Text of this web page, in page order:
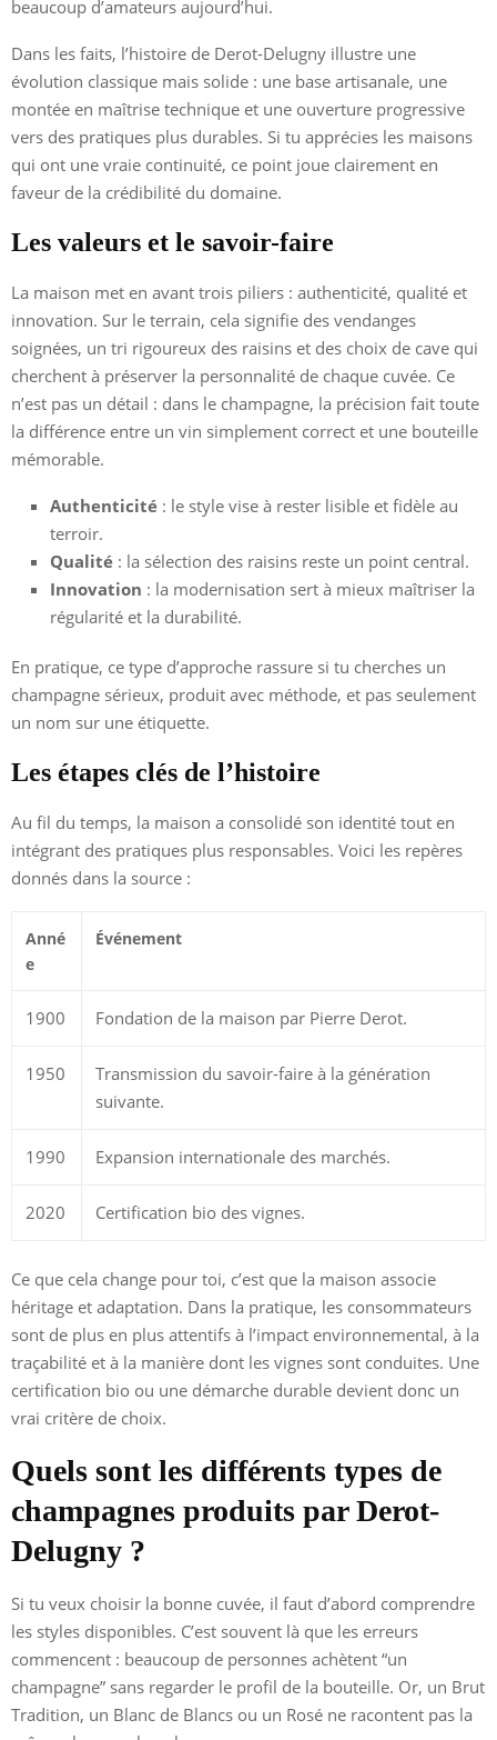
beaucoup d’amateurs aujourd’hui.
Dans les faits, l’histoire de Derot-Delugny illustre une
évolution classique mais solide : une base artisanale, une
montée en maîtrise technique et une ouverture progressive
vers des pratiques plus durables. Si tu apprécies les maisons
qui ont une vraie continuité, ce point joue clairement en
faveur de la crédibilité du domaine.
Les valeurs et le savoir-faire
La maison met en avant trois piliers : authenticité, qualité et
innovation. Sur le terrain, cela signifie des vendanges
soignées, un tri rigoureux des raisins et des choix de cave qui
cherchent à préserver la personnalité de chaque cuvée. Ce
n’est pas un détail : dans le champagne, la précision fait toute
la différence entre un vin simplement correct et une bouteille
mémorable.
Authenticité : le style vise à rester lisible et fidèle au
terroir.
Qualité : la sélection des raisins reste un point central.
Innovation : la modernisation sert à mieux maîtriser la
régularité et la durabilité.
En pratique, ce type d’approche rassure si tu cherches un
champagne sérieux, produit avec méthode, et pas seulement
un nom sur une étiquette.
Les étapes clés de l’histoire
Au fil du temps, la maison a consolidé son identité tout en
intégrant des pratiques plus responsables. Voici les repères
donnés dans la source :
Anné
e
Événement
1900 Fondation de la maison par Pierre Derot.
1950
Transmission du savoir-faire à la génération
suivante.
1990 Expansion internationale des marchés.
2020 Certification bio des vignes.
Ce que cela change pour toi, c’est que la maison associe
héritage et adaptation. Dans la pratique, les consommateurs
sont de plus en plus attentifs à l’impact environnemental, à la
traçabilité et à la manière dont les vignes sont conduites. Une
certification bio ou une démarche durable devient donc un
vrai critère de choix.
Quels sont les différents types de
champagnes produits par Derot-
Delugny ?
Si tu veux choisir la bonne cuvée, il faut d’abord comprendre
les styles disponibles. C’est souvent là que les erreurs
commencent : beaucoup de personnes achètent “un
champagne” sans regarder le profil de la bouteille. Or, un Brut
Tradition, un Blanc de Blancs ou un Rosé ne racontent pas la